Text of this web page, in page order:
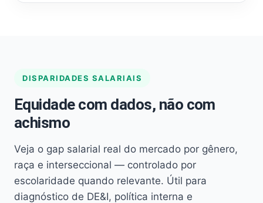
DISPARIDADES SALARIAIS
Equidade com dados, não com
achismo
Veja o gap salarial real do mercado por gênero,
raça e interseccional — controlado por
escolaridade quando relevante. Útil para
diagnóstico de DE&I, política interna e